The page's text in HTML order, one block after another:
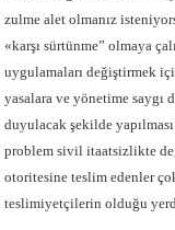
zulme alet olmanız
«karşı sürtünme” olmaya
uygulamaları değiştirmek
yasalara ve yönetime saygı
duyulacak şekilde
problem sivil itaatsizlikte
otoritesine teslim edenler
teslimiyetçilerin olduğu